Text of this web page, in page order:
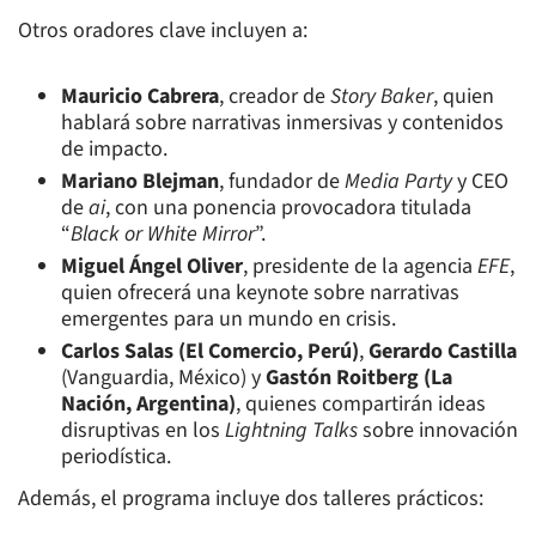
Otros oradores clave incluyen a:
Mauricio Cabrera, creador deStory Baker, quien
hablará sobre narrativas inmersivas y contenidos
de impacto.
Mariano Blejman, fundador deMedia Partyy CEO
deai, con una ponencia provocadora titulada
“Black or White Mirror”.
Miguel Ángel Oliver, presidente de la agencia EFE,
quien ofrecerá una keynote sobre narrativas
emergentes para un mundo en crisis.
Carlos Salas (El Comercio, Perú),Gerardo Castilla
(Vanguardia, México) yGastón Roitberg (La
Nación, Argentina), quienes compartirán ideas
disruptivas en los Lightning Talkssobre innovación
periodística.
Además, el programa incluye dos talleres prácticos: